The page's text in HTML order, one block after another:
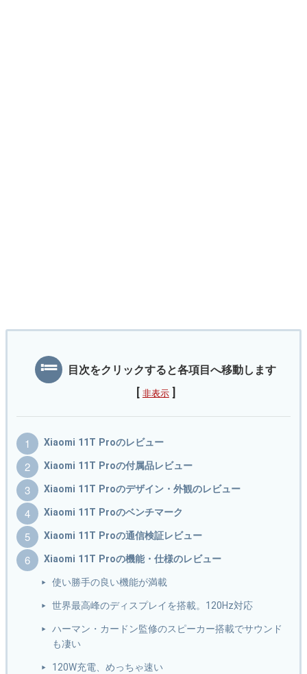
目次をクリックすると各項目へ移動します
非表示
Xiaomi 11T Proのレビュー
Xiaomi 11T Proの付属品レビュー
Xiaomi 11T Proのデザイン・外観のレビュー
Xiaomi 11T Proのベンチマーク
Xiaomi 11T Proの通信検証レビュー
Xiaomi 11T Proの機能・仕様のレビュー
使い勝手の良い機能が満載
世界最高峰のディスプレイを搭載。120Hz対応
ハーマン・カードン監修のスピーカー搭載でサウンド
も凄い
120W充電、めっちゃ速い